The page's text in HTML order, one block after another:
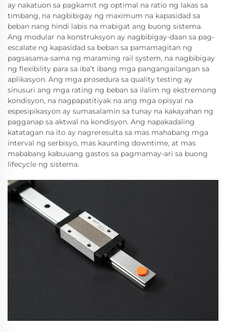
ay nakatuon sa pagkamit ng optimal na ratio ng lakas sa
timbang, na nagbibigay ng maximum na kapasidad sa
beban nang hindi labis na mabigat ang buong sistema.
Ang modular na konstruksyon ay nagbibigay-daan sa pag-
escalate ng kapasidad sa beban sa pamamagitan ng
pagsasama-sama ng maraming rail system, na nagbibigay
ng flexibility para sa iba’t ibang mga pangangailangan sa
aplikasyon. Ang mga prosedura sa quality testing ay
sinusuri ang mga rating ng beban sa ilalim ng ekstremong
kondisyon, na nagpapatitiyak na ang mga opisyal na
espesipikasyon ay sumasalamin sa tunay na kakayahan ng
pagganap sa aktwal na kondisyon. Ang napakadaling
katatagan na ito ay nagreresulta sa mas mahabang mga
interval ng serbisyo, mas kaunting downtime, at mas
mababang kabuuang gastos sa pagmamay-ari sa buong
lifecycle ng sistema.